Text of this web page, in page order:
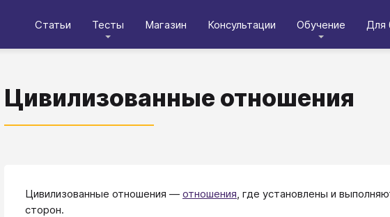
Статьи Тесты Магазин Консультации Обучение Для
Цивилизованные отношения
Цивилизованные отношения — отношения, где установлены и
сторон.